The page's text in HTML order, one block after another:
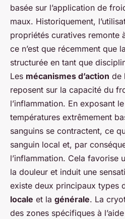
basée sur l’application de
maux. Historiquement,
propriétés curatives remonte
ce n’est que récemment que
structurée en tant que
Les mécanismes d’action de
reposent sur la capacité du
l’inflammation. En exposant
températures extrêmement
sanguins se contractent, ce
sanguin local et, par
l’inflammation. Cela favorise
la douleur et induit une
existe deux principaux types
locale et la générale. La
des zones spécifiques à